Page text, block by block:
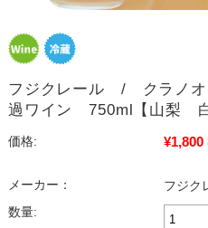
フジクレール / クラノ
過ワイン 750ml【山梨 白
価格: ¥1,800
メーカー：
フジク
数量: